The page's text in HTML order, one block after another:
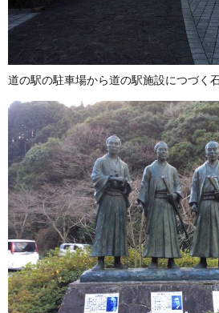
道の駅の駐車場から道の駅施設につづく石